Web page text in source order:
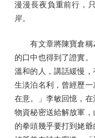
漫漫長夜負重前行，
岸。
有文章將陳寶倉稱
的口中也得到了證實
溫和的人，講話緩慢
生淡泊名利，曾經歷
在意。」李敏回憶，
物資秘密送給解放軍
的拳頭幾乎要打到姥爺